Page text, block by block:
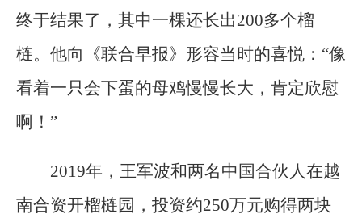
终于结果了，其中一棵还长出200多个榴
梿。他向《联合早报》形容当时的喜悦：“像
看着一只会下蛋的母鸡慢慢长大，肯定欣慰
啊！”
2019年，王军波和两名中国合伙人在越
南合资开榴梿园，投资约250万元购得两块